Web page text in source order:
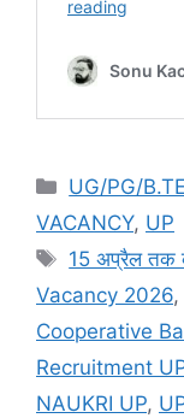
UG/PG/
VACANCY, UP
15 अप्रैल तक
Vacancy 2026,
Cooperative
Recruitment
NAUKRI UP,